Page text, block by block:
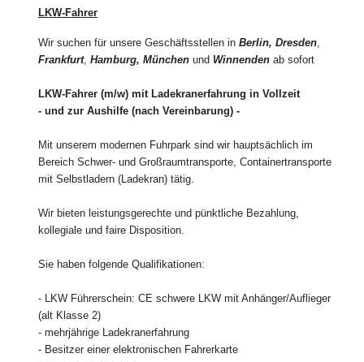
LKW-Fahrer
Wir suchen für unsere Geschäftsstellen in Berlin, Dresden,
Frankfurt, Hamburg, München und Winnenden ab sofort
LKW-Fahrer (m/w) mit Ladekranerfahrung in Vollzeit
- und zur Aushilfe (nach Vereinbarung) -
Mit unserem modernen Fuhrpark sind wir hauptsächlich im
Bereich Schwer- und Großraumtransporte, Containertransporte
mit Selbstladern (Ladekran) tätig.
Wir bieten leistungsgerechte und pünktliche Bezahlung,
kollegiale und faire Disposition.
Sie haben folgende Qualifikationen:
- LKW Führerschein: CE schwere LKW mit Anhänger/Auflieger
(alt Klasse 2)
- mehrjährige Ladekranerfahrung
- Besitzer einer elektronischen Fahrerkarte